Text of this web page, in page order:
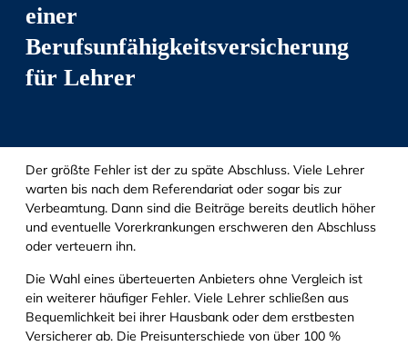
einer
Berufsunfähigkeitsversicherung
für Lehrer
Der größte Fehler ist der zu späte Abschluss. Viele Lehrer
warten bis nach dem Referendariat oder sogar bis zur
Verbeamtung. Dann sind die Beiträge bereits deutlich höher
und eventuelle Vorerkrankungen erschweren den Abschluss
oder verteuern ihn.
Die Wahl eines überteuerten Anbieters ohne Vergleich ist
ein weiterer häufiger Fehler. Viele Lehrer schließen aus
Bequemlichkeit bei ihrer Hausbank oder dem erstbesten
Versicherer ab. Die Preisunterschiede von über 100 %